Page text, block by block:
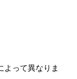
よって異なりま